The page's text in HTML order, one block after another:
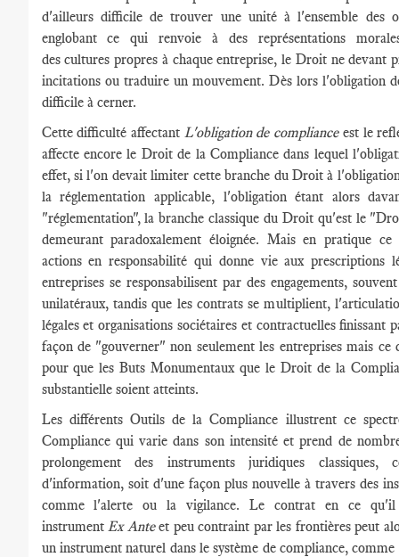
d'ailleurs difficile de trouver une unité à l'ensemble des
englobant ce qui renvoie à des représentations
des cultures propres à chaque entreprise, le Droit ne devant
incitations ou traduire un mouvement. Dès lors l'obligation
difficile à cerner.
Cette difficulté affectant L'obligation de compliance est le
affecte encore le Droit de la Compliance dans lequel
effet, si l'on devait limiter cette branche du Droit à
la réglementation applicable, l'obligation étant alors
"réglementation", la branche classique du Droit qu'est le
demeurant paradoxalement éloignée. Mais en pratique
actions en responsabilité qui donne vie aux prescriptions
entreprises se responsabilisent par des engagements,
unilatéraux, tandis que les contrats se multiplient,
légales et organisations sociétaires et contractuelles finissant
façon de "gouverner" non seulement les entreprises mais ce
pour que les Buts Monumentaux que le Droit de la
substantielle soient atteints.
Les différents Outils de la Compliance illustrent ce
Compliance qui varie dans son intensité et prend de
prolongement des instruments juridiques classiques,
d'information, soit d'une façon plus nouvelle à travers des
comme l'alerte ou la vigilance. Le contrat en ce
instrument Ex Anteet peu contraint par les frontières peut
un instrument naturel dans le système de compliance,